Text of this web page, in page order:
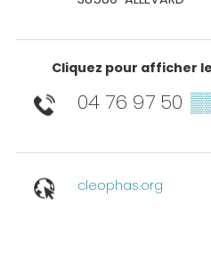
Cliquez pour afficher
04 76 97 50
cleophas.org